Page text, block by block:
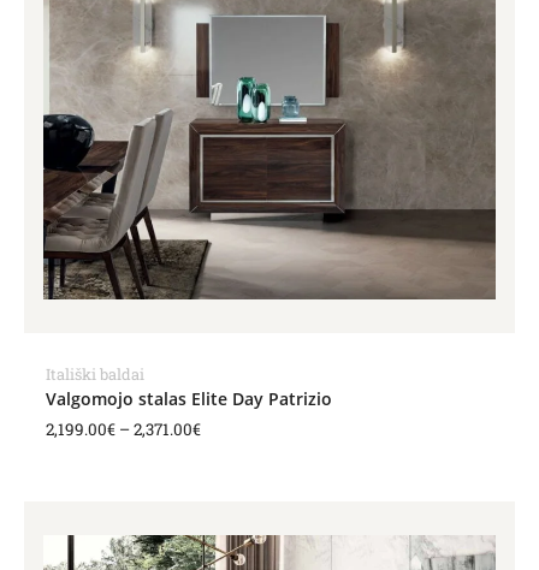
Itališki baldai
Valgomojo stalas Elite Day Patrizio
2,199.00€ –2,371.00€
2,371.00€
1,943.00€